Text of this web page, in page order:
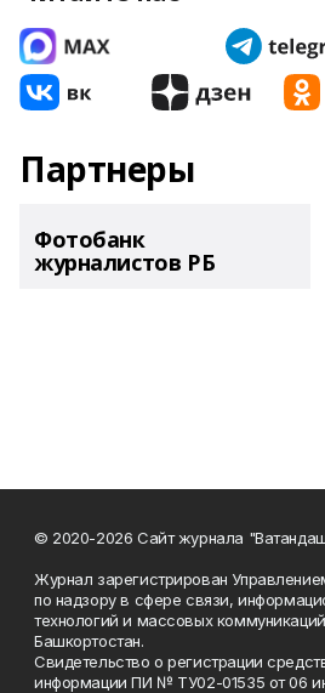
Партнеры
Фотобанк
журналистов РБ
© 2020-2026 Сайт журнала
Журнал зарегистрирован
по надзору в сфере связи,
технологий и массовых
Башкортостан.
Свидетельство о регистрации
информации ПИ № ТУ02-01535 от 06